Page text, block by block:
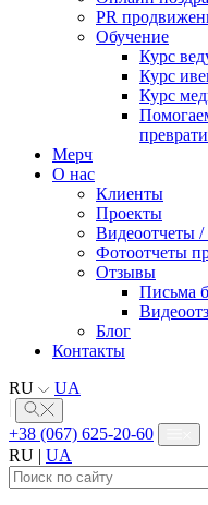
PR
Обучение
Курс
Курс
Курс
Мерч
О нас
Клиенты
Проекты
Видеоотчеты
Фотоотчеты
Отзывы
Письма
Блог
Контакты
RU
UA
+38 (067) 625-20-60
RU | UA
Найти: